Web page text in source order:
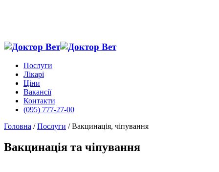
Послуги
Лікарі
Ціни
Вакансії
Контакти
(095) 777-27-00
Головна /Послуги /Вакцинація, чіпування
Вакцинація та чіпування